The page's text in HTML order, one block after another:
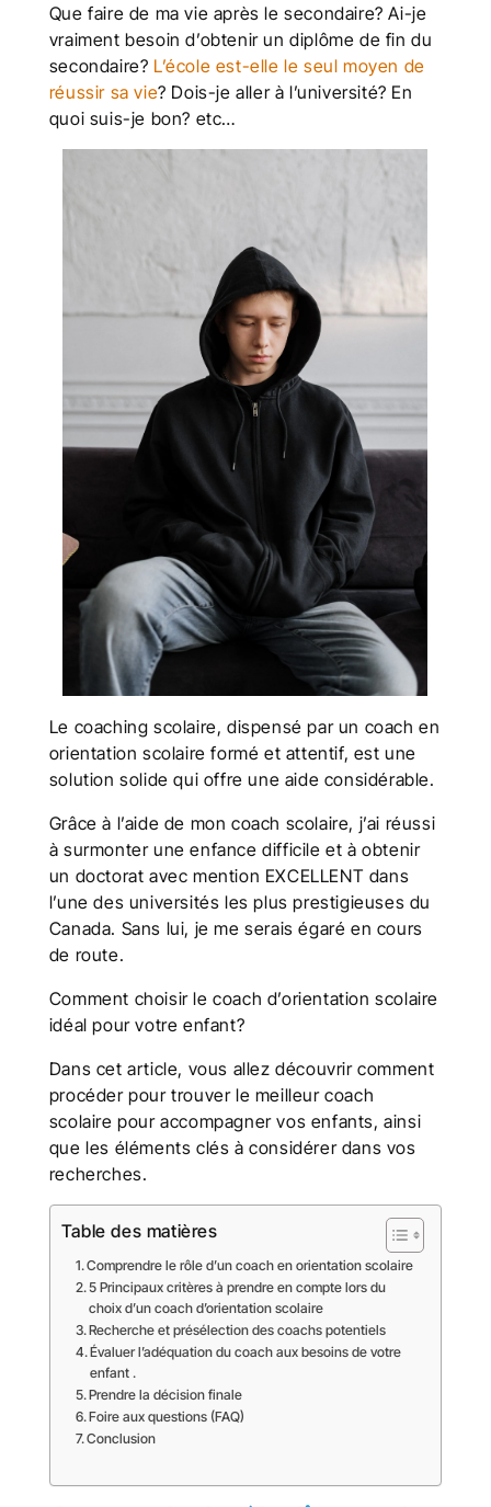
Que faire de ma vie après le secondaire? Ai-je
vraiment besoin d’obtenir un diplôme de fin du
secondaire? L’école est-elle le seul moyen de
réussir sa vie? Dois-je aller à l’université? En
quoi suis-je bon? etc…
Le coaching scolaire, dispensé par un coach en
orientation scolaire formé et attentif, est une
solution solide qui offre une aide considérable.
Grâce à l’aide de mon coach scolaire, j’ai réussi
à surmonter une enfance difficile et à obtenir
un doctorat avec mention EXCELLENT dans
l’une des universités les plus prestigieuses du
Canada. Sans lui, je me serais égaré en cours
de route.
Comment choisir lecoach d’orientation scolaire
idéal pour votre enfant?
Dans cet article, vous allez découvrir comment
procéder pour trouver le meilleurcoach
scolaire pour accompagner vos enfants, ainsi
que les éléments clés à considérer dans vos
recherches.
Table des matières
Comprendre le rôle d’un coach en orientation scolaire
5 Principaux critères à prendre en compte lors du
choix d’un coach d’orientation scolaire
Recherche et présélection des coachs potentiels
Évaluer l’adéquation du coach aux besoins de votre
enfant .
Prendre la décision finale
Foire aux questions (FAQ)
Conclusion